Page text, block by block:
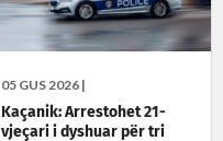
05 GUS 2026 |
Kaçanik: Arrestohet 21-
vjeçari i dyshuar për tri